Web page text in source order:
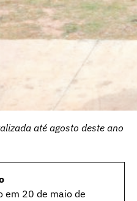
até agosto deste ano
em 20 de maio de